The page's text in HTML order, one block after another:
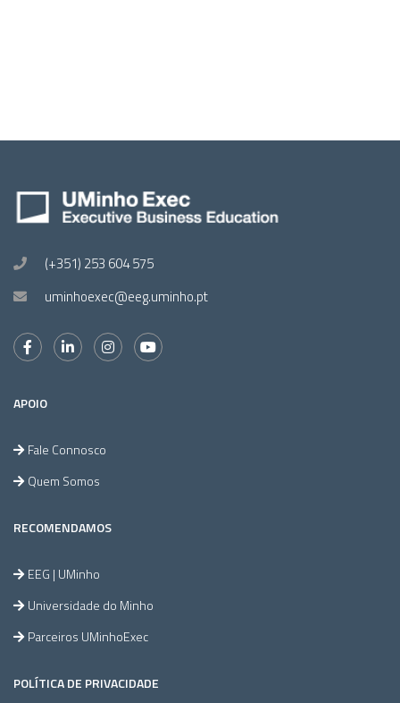
(+351) 253 604 575
uminhoexec@eeg.uminho.pt
APOIO
Fale Connosco
Quem Somos
RECOMENDAMOS
EEG | UMinho
Universidade do Minho
Parceiros UMinhoExec
POLÍTICA DE PRIVACIDADE